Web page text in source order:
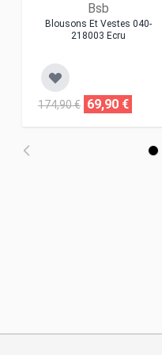
Bsb
Blousons Et Vestes 040-
218003 Ecru
174,90 € 69,90 €